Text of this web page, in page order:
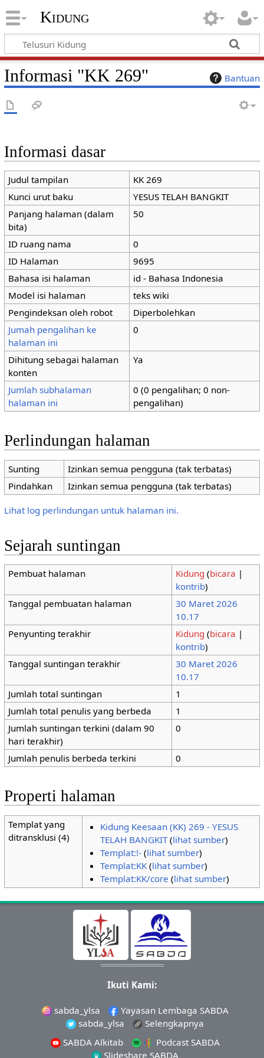
Kidung
Bantuan
Informasi "KK 269"
Informasi dasar
Judul tampilan
KK 269
Kunci urut baku
YESUS TELAH BANGKIT
Panjang halaman (dalam
bita)
50
ID ruang nama
0
ID Halaman
9695
Bahasa isi halaman
id - Bahasa Indonesia
Model isi halaman
teks wiki
Pengindeksan oleh robot
Diperbolehkan
Jumah pengalihan ke
halaman ini
0
Dihitung sebagai halaman
konten
Ya
Jumlah subhalaman
halaman ini
0 (0 pengalihan; 0 non-
pengalihan)
Perlindungan halaman
Sunting
Izinkan semua pengguna (tak terbatas)
Pindahkan
Izinkan semua pengguna (tak terbatas)
Lihat log perlindungan untuk halaman ini.
Sejarah suntingan
Pembuat halaman Kidung (bicara |
kontrib)
Tanggal pembuatan halaman
30 Maret 2026
10.17
Penyunting terakhir
Kidung (bicara |
kontrib)
Tanggal suntingan terakhir
30 Maret 2026
10.17
Jumlah total suntingan
1
Jumlah total penulis yang berbeda
1
Jumlah suntingan terkini (dalam 90
hari terakhir)
0
Jumlah penulis berbeda terkini 0
Properti halaman
Templat yang
ditransklusi (4)
Kidung Keesaan (KK) 269 - YESUS
TELAH BANGKIT(lihat sumber)
Templat:!- (lihat sumber)
Templat:KK (lihat sumber)
Templat:KK/core (lihat sumber)
Ikuti Kami:
sabda_ylsa
Yayasan Lembaga SABDA
sabda_ylsa
Selengkapnya
SABDA Alkitab
Podcast SABDA
Slideshare SABDA